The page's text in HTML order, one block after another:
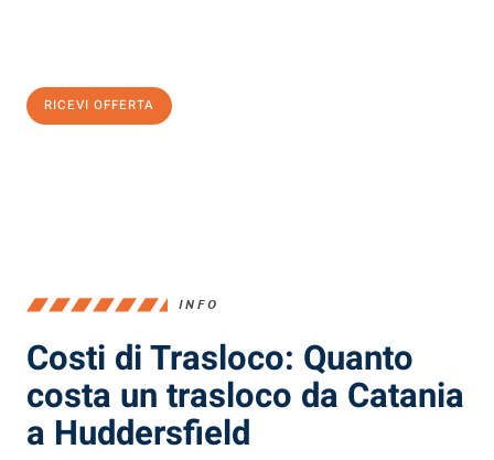
RICEVI OFFERTA
INFO
Costi di Trasloco: Quanto
costa un trasloco da Catania
a Huddersfield